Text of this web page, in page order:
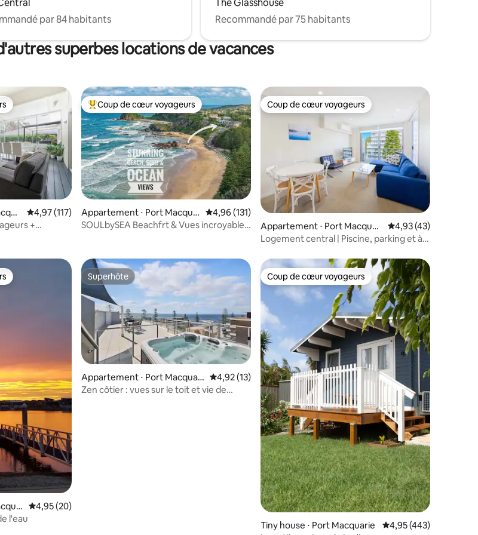
par 84 habitants
The Glasshouse
Recommandé par 75 habitants
superbes locations de vacances
commentaires : 4,95 sur 5
Évaluation moyenne sur la base de 117 commentaires : 4,97 sur 5
4,97 (117)
+
Coups de cœur voyageurs les plus appréciés
Coup de cœur voyageurs
Appartement ⋅ Port Macqua
rie
Évaluation moyenne sur la base de 131 commentaires : 4,96 sur 5
4,96 (131)
SOULbySEA Beachfrt & Vues incroyables
Coup de cœur voyageurs
Coup de cœur voyageurs
Appartement ⋅ Port Macquari
e
Évaluation moyenne
4,93 (43)
Logement central | Piscine, parking et à
commentaires : 4,81 sur 5
Évaluation moyenne sur la base de 20 commentaires : 4,95 sur 5
4,95 (20)
l'eau
Superhôte
Superhôte
Appartement ⋅ Port Macquari
e
Évaluation moyenne sur la base de 13 commentaires : 4,92 sur 5
4,92 (13)
Zen côtier : vues sur le toit et vie de
Coup de cœur voyageurs
Coup de cœur voyageurs
Tiny house ⋅ Port Macquarie Évaluation moyenne
4,95 (443)